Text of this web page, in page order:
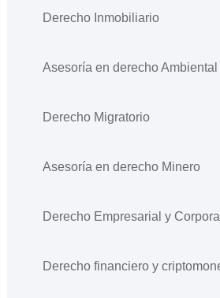
Derecho Inmobiliario
Asesoría en derecho Ambiental
Derecho Migratorio
Asesoría en derecho Minero
Derecho Empresarial y
Derecho financiero y